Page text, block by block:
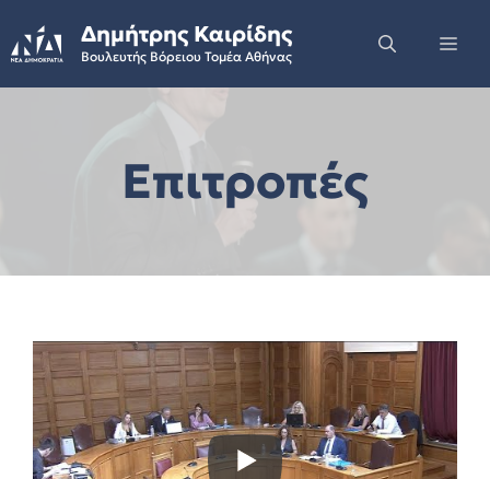
to
content
Δημήτρης Καιρίδης
Βουλευτής Βόρειου Τομέα Αθήνας
Επιτροπές